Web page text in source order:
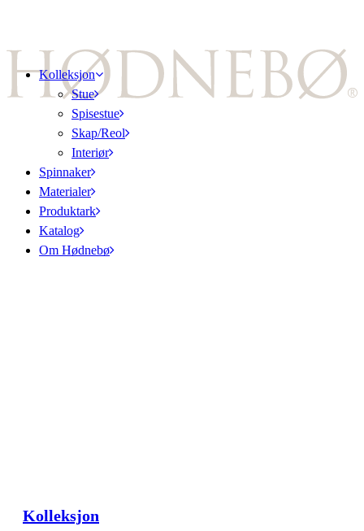
Kolleksjon
Stue
Spisestue
Skap/Reol
Interiør
Spinnaker
Materialer
Produktark
Katalog
Om Hødnebø
Kolleksjon